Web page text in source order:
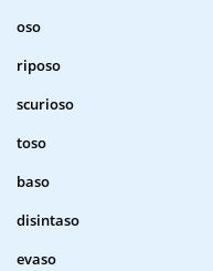
oso
riposo
scurioso
toso
baso
disintaso
evaso